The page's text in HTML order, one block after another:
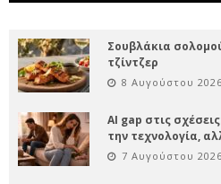
Σουβλάκια
τζίντζερ
8 Αυγούστου 2026
AI gap στις
την τεχνολογία,
7 Αυγούστου 2026